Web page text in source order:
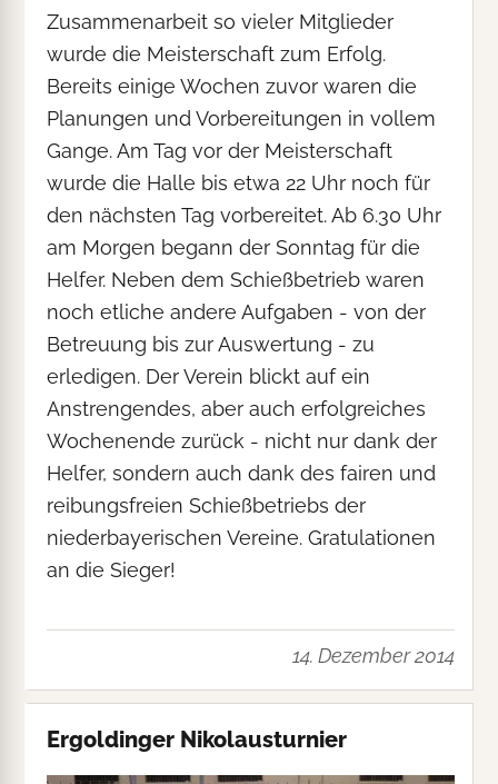
Zusammenarbeit so vieler Mitglieder
wurde die Meisterschaft zum Erfolg.
Bereits einige Wochen zuvor waren die
Planungen und Vorbereitungen in vollem
Gange. Am Tag vor der Meisterschaft
wurde die Halle bis etwa 22 Uhr noch für
den nächsten Tag vorbereitet. Ab 6.30 Uhr
am Morgen begann der Sonntag für die
Helfer. Neben dem Schießbetrieb waren
noch etliche andere Aufgaben - von der
Betreuung bis zur Auswertung - zu
erledigen. Der Verein blickt auf ein
Anstrengendes, aber auch erfolgreiches
Wochenende zurück - nicht nur dank der
Helfer, sondern auch dank des fairen und
reibungsfreien Schießbetriebs der
niederbayerischen Vereine. Gratulationen
an die Sieger!
14. Dezember 2014
Ergoldinger Nikolausturnier